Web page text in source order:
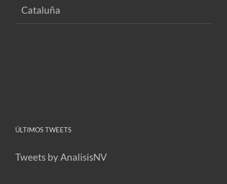
Cataluña
ÚLTIMOS TWEETS
Tweets by AnalisisNV